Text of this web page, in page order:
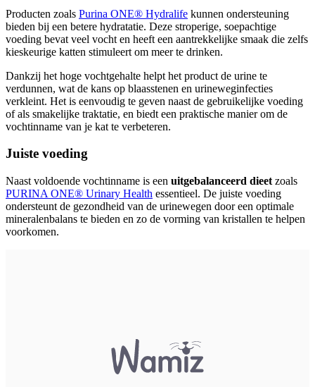
Producten zoals Purina ONE® Hydralife kunnen ondersteuning
bieden bij een betere hydratatie. Deze stroperige, soepachtige
voeding bevat veel vocht en heeft een aantrekkelijke smaak die zelfs
kieskeurige katten stimuleert om meer te drinken.
Dankzij het hoge vochtgehalte helpt het product de urine te
verdunnen, wat de kans op blaasstenen en urineweginfecties
verkleint. Het is eenvoudig te geven naast de gebruikelijke voeding
of als smakelijke traktatie, en biedt een praktische manier om de
vochtinname van je kat te verbeteren.
Juiste voeding
Naast voldoende vochtinname is een uitgebalanceerd dieet zoals
PURINA ONE® Urinary Health essentieel. De juiste voeding
ondersteunt de gezondheid van de urinewegen door een optimale
mineralenbalans te bieden en zo de vorming van kristallen te helpen
voorkomen.